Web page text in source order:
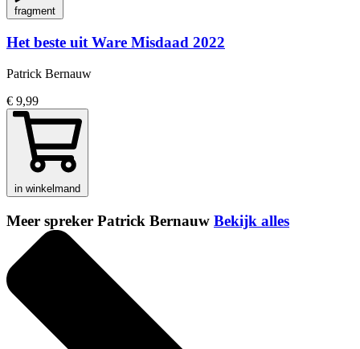
fragment
Het beste uit Ware Misdaad 2022
Patrick Bernauw
€ 9,99
in winkelmand
Meer spreker Patrick Bernauw Bekijk alles